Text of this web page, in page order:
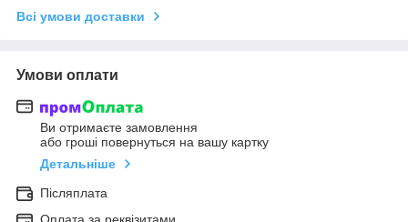
Всі умови доставки
Умови оплати
Ви отримаєте замовлення
або гроші повернуться на вашу картку
Детальніше
Післяплата